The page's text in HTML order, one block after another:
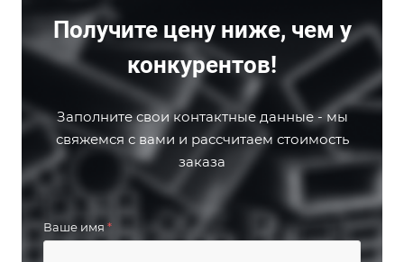
Получите цену ниже, чем у
конкурентов!
Заполните свои контактные данные - мы
свяжемся с вами и рассчитаем стоимость
заказа
Ваше имя *